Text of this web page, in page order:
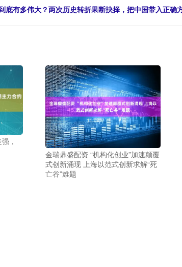
底有多伟大？两次历史转折果断抉择，把中国带入正确
，
金瑞鼎盛配资 “机构化创业”加速颠覆
式创新涌现 上海以范式创新求解“死
亡谷”难题